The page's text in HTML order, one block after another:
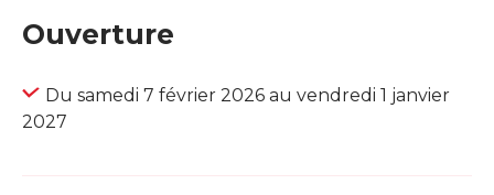
Ouverture
Du samedi 7 février 2026 au vendredi 1 janvier
2027